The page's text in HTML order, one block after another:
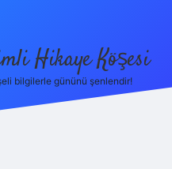
Hikaye Köşesi
bilgilerle gününü şenlendir!